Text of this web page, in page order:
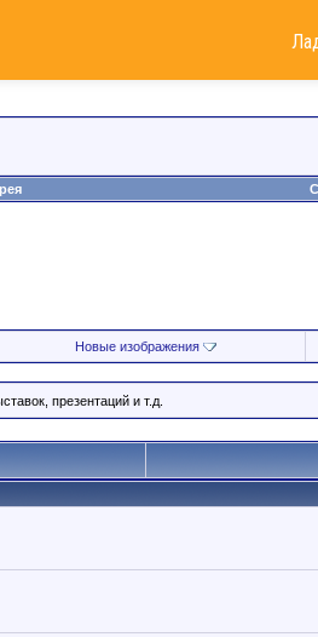
Новые изображения
презентаций и т.д.